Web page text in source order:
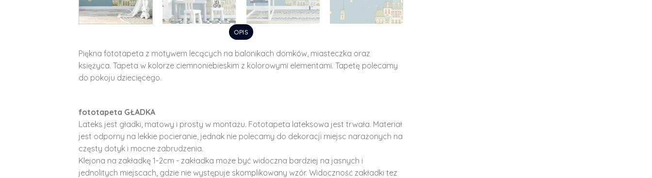
OPIS
Piękna fototapeta z motywem lecących na balonikach domków, miasteczka oraz
księżyca. Tapeta w kolorze ciemnoniebieskim z kolorowymi elementami. Tapetę polecamy
do pokoju dziecięcego.
fototapeta GŁADKA
Lateks jest gładki, matowy i prosty w montażu. Fototapeta lateksowa jest trwała. Materiał
jest odporny na lekkie pocieranie, jednak nie polecamy do dekoracji miejsc narażonych na
częsty dotyk i mocne zabrudzenia.
Klejona na zakładkę 1-2cm - zakładka może być widoczna bardziej na jasnych i
jednolitych miejscach, gdzie nie występuje skomplikowany wzór. Widoczność zakładki tez